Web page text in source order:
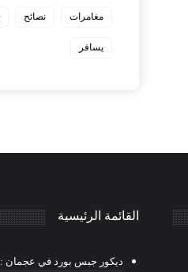
مغامرات نصائح
يسافر
القائمة الرئيسية
ديكور جبس بورد في عجمان : 0547149297